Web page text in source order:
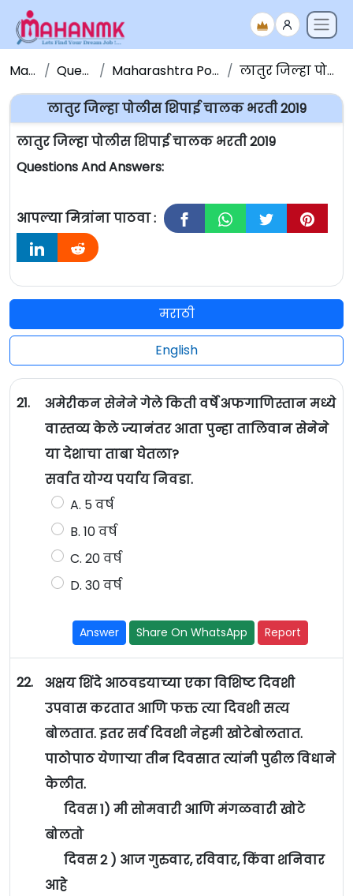
Maha NMK Question Papers Maharashtra Police Bharati Question Paper लातुर जिल्हा पोलीस शिपाई चालक भरती 2019
लातुर जिल्हा पोलीस शिपाई चालक भरती 2019
लातुर जिल्हा पोलीस शिपाई चालक भरती 2019
Questions And Answers:
आपल्या मित्रांना पाठवा :
मराठी
English
21.
अमेरीकन सेनेने गेले किती वर्षे अफगाणिस्तान मध्ये
वास्तव्य केले ज्यानंतर आता पुन्हा तालिवान सेनेने
या देशाचा ताबा घेतला?
सर्वात योग्य पर्याय निवडा.
A. 5 वर्ष
B. 10 वर्ष
C. 20 वर्ष
D. 30 वर्ष
Answer Share On WhatsApp Report
22.
अक्षय शिंदे आठवडयाच्या एका विशिष्ट दिवशी
उपवास करतात आणि फक्त त्या दिवशी सत्य
बोलतात. इतर सर्व दिवशी नेहमी खोटेबोलतात.
पाठोपाठ येणाऱ्या तीन दिवसात त्यांनी पुढील विधाने
केलीत.
दिवस 1) मी सोमवारी आणि मंगळवारी खोटे
बोलतो
दिवस 2 ) आज गुरुवार, रविवार, किंवा शनिवार
आहे